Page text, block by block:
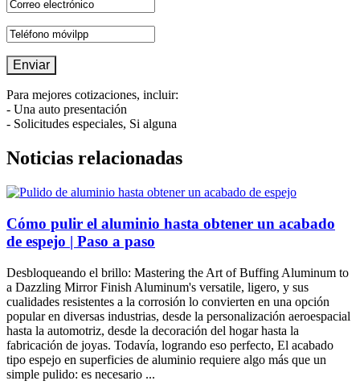
Para mejores cotizaciones, incluir:
- Una auto presentación
- Solicitudes especiales, Si alguna
Noticias relacionadas
Cómo pulir el aluminio hasta obtener un acabado
de espejo | Paso a paso
Desbloqueando el brillo: Mastering the Art of Buffing Aluminum to
a Dazzling Mirror Finish Aluminum's versatile, ligero, y sus
cualidades resistentes a la corrosión lo convierten en una opción
popular en diversas industrias, desde la personalización aeroespacial
hasta la automotriz, desde la decoración del hogar hasta la
fabricación de joyas. Todavía, logrando eso perfecto, El acabado
tipo espejo en superficies de aluminio requiere algo más que un
simple pulido: es necesario ...